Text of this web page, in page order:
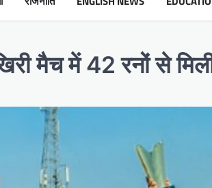
मैच में 42 रनों से